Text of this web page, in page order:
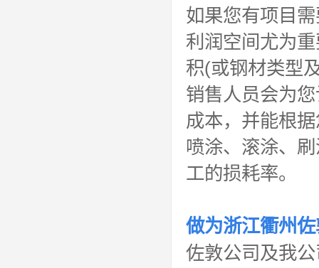
如果您有项目
利润空间尤为
积(或钢材类型
销售人员会为
成本，并能根
喷涂、滚涂、
工的损耗率。
做为浙江衢州
佐敦公司及我